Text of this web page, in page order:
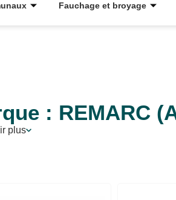
Fauchage et broyage
: REMARC
plus